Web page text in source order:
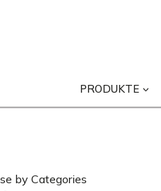
PRODUKTE
by Categories